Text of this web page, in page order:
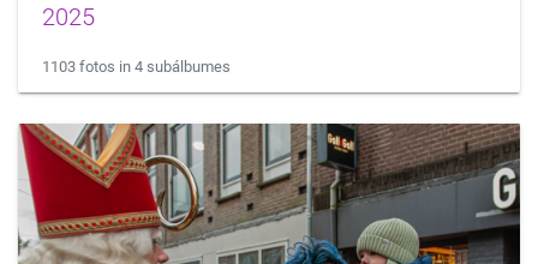
2025
1103 fotos in 4 subálbumes